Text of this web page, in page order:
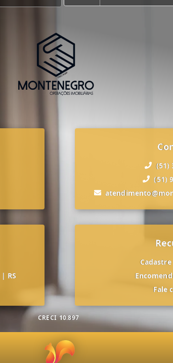
(51)
(51)
| RS
Fale
CRECI 10.897